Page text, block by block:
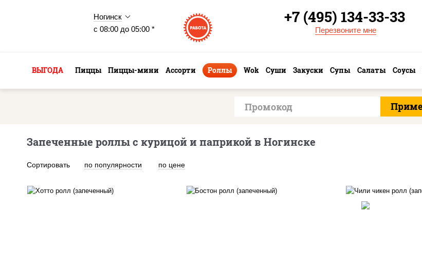
Ногинск
с 08:00 до 05:00 *
+7 (495) 134-33-33
Перезвоните мне
ВЫГОДА Пиццы Пиццы-мини Ассорти Роллы Wok Суши Закуски Супы Салаты Соусы
Запеченные роллы с курицой и паприкой в Ногинске
Сортировать по популярности по цене